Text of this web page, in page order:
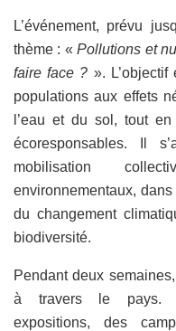
L’événement, prévu
thème : «Pollutions et
faire face ? ».
populations aux effets
l’eau et du sol, tout
écoresponsables. Il
mobilisation
environnementaux,
du changement
biodiversité.
Pendant deux
à travers le pays.
expositions, des